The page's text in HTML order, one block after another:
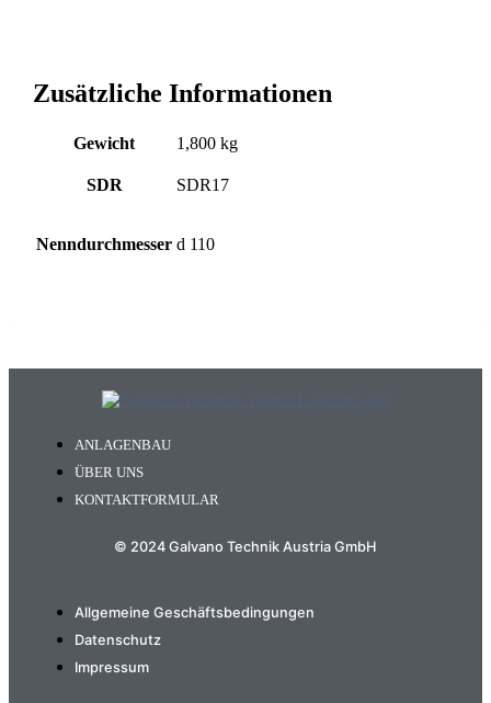
Zusätzliche Informationen
Gewicht 1,800 kg
SDR SDR17
Nenndurchmesser d 110
ANLAGENBAU
ÜBER UNS
KONTAKTFORMULAR
© 2024 Galvano Technik Austria GmbH
Allgemeine Geschäftsbedingungen
Datenschutz
Impressum